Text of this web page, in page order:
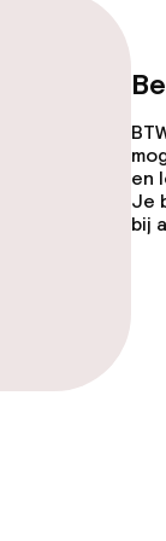
en
Je
bij